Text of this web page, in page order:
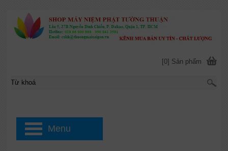
[0] Sản phẩm
Menu